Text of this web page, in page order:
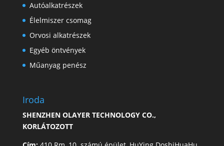
Autóalkatrészek
Élelmiszer csomag
Orvosi alkatrészek
Egyéb öntvények
Műanyag penész
Iroda
SHENZHEN OLAYER TECHNOLOGY CO.,
KORLÁTOZOTT